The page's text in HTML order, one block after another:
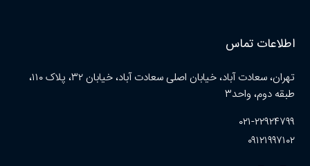
اطلاعات تماس
تهران، سعادت آباد، خیابان اصلی سعادت آباد، خیابان ۳۲، پلاک ۱۱۰،
طبقه دوم، واحد۳
۰۲۱-۲۲۹۲۴۷۹۹
۰۹۱۲۱۹۹۷۱۰۲